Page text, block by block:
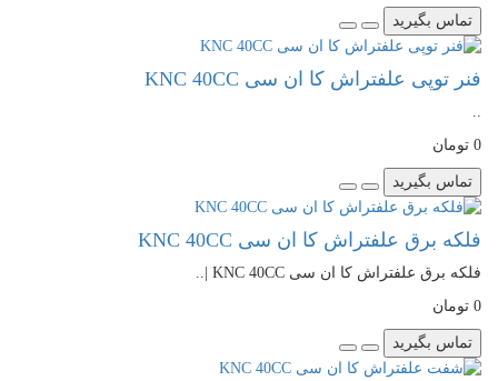
تماس بگیرید
فنر توپی علفتراش کا ان سی KNC 40CC
..
0 تومان
تماس بگیرید
فلکه برق علفتراش کا ان سی KNC 40CC
فلکه برق علفتراش کا ان سی KNC 40CC |..
0 تومان
تماس بگیرید